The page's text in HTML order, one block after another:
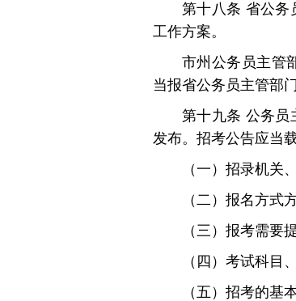
第十八条 省公务
工作方案。
市州公务员主管
当报省公务员主管部
第十九条 公务员
发布。招考公告应当
（一）招录机关
（二）报名方式
（三）报考需要
（四）考试科目
（五）招考的基